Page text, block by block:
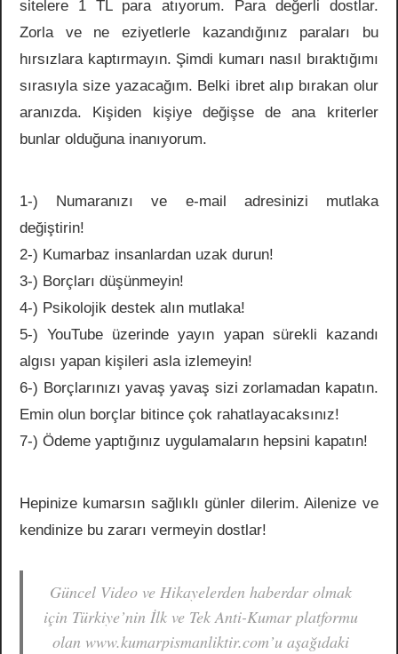
sitelere 1 TL para atıyorum. Para değerli dostlar.
Zorla ve ne eziyetlerle kazandığınız paraları bu
hırsızlara kaptırmayın. Şimdi kumarı nasıl bıraktığımı
sırasıyla size yazacağım. Belki ibret alıp bırakan olur
aranızda. Kişiden kişiye değişse de ana kriterler
bunlar olduğuna inanıyorum.
1-) Numaranızı ve e-mail adresinizi mutlaka
değiştirin!
2-) Kumarbaz insanlardan uzak durun!
3-) Borçları düşünmeyin!
4-) Psikolojik destek alın mutlaka!
5-) YouTube üzerinde yayın yapan sürekli kazandı
algısı yapan kişileri asla izlemeyin!
6-) Borçlarınızı yavaş yavaş sizi zorlamadan kapatın.
Emin olun borçlar bitince çok rahatlayacaksınız!
7-) Ödeme yaptığınız uygulamaların hepsini kapatın!
Hepinize kumarsın sağlıklı günler dilerim. Ailenize ve
kendinize bu zararı vermeyin dostlar!
Güncel Video ve Hikayelerden haberdar olmak
için Türkiye’nin İlk ve Tek Anti-Kumar platformu
olan www.kumarpismanliktir.com’u aşağıdaki